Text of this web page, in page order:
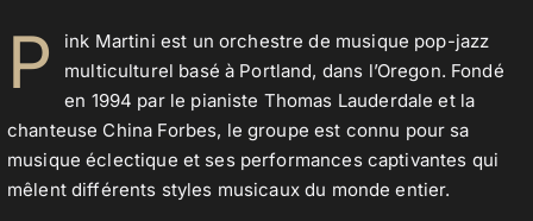
Nos flux audio
Télécharger notre application
P
ink Martini est un orchestre de musique pop-jazz
multiculturel basé à Portland, dans l’Oregon. Fondé
en 1994 par le pianiste Thomas Lauderdale et la
chanteuse China Forbes, le groupe est connu pour sa
musique éclectique et ses performances captivantes qui
mêlent différents styles musicaux du monde entier.